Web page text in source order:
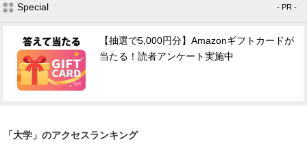
Special - PR -
【抽選で5,000円分】Amazonギフトカードが
当たる！読者アンケート実施中
「大学」のアクセスランキング